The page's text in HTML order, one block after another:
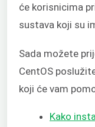
će korisnicima
sustava koji su
Sada možete
CentOS
koji će vam
Kako